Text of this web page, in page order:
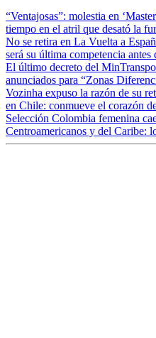
“Ventajosas”: molestia en
tiempo en el atril que desató la
No se retira en La Vuelta a
será su última competencia antes
El último decreto del
anunciados para “Zonas
Vozinha expuso la razón de su
en Chile: conmueve el corazón
Selección Colombia femenina
Centroamericanos y del Caribe: